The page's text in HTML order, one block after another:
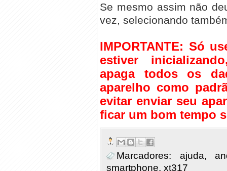
Se mesmo assim não
vez, selecionando
IMPORTANTE: Só
estiver
apaga todos os
aparelho como
evitar enviar seu
ficar um bom tempo
Marcadores: ajuda,
smartphone, xt317